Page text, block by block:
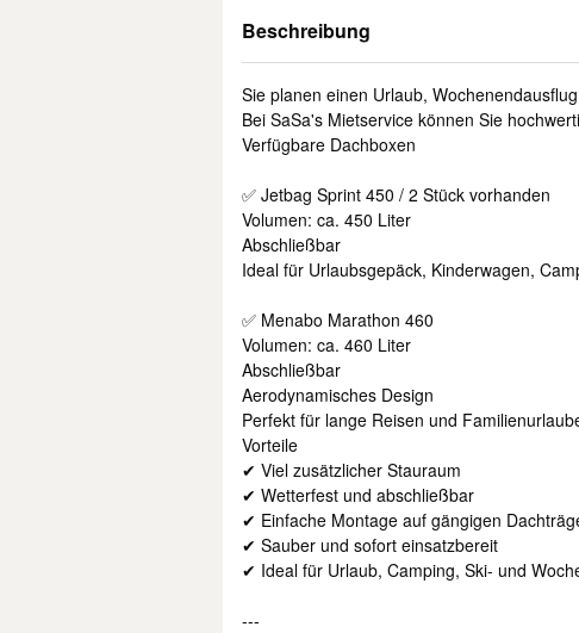
Beschreibung
Sie planen einen Urlaub,
Bei SaSa's Mietservice können Sie
Verfügbare Dachboxen
✅ Jetbag Sprint 450 / 2 Stück vorhanden
Volumen: ca. 450 Liter
Abschließbar
Ideal für Urlaubsgepäck, Kinderwagen,
✅ Menabo Marathon 460
Volumen: ca. 460 Liter
Abschließbar
Aerodynamisches Design
Perfekt für lange Reisen und
Vorteile
✔ Viel zusätzlicher Stauraum
✔ Wetterfest und abschließbar
✔ Einfache Montage auf gängigen
✔ Sauber und sofort einsatzbereit
✔ Ideal für Urlaub, Camping, Ski- und
---